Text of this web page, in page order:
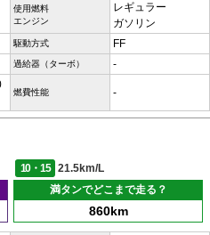
使用燃料
エンジン
レギュラー
ガソリン
駆動方式 FF
過給器（ターボ） -
燃費性能 -
10・15
21.5km/L
満タンでどこまで走る？
860km